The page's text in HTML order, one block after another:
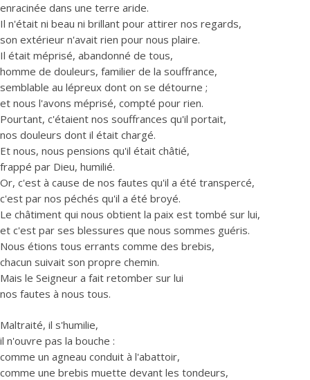
enracinée dans une terre aride.
Il n'était ni beau ni brillant pour attirer nos regards,
son extérieur n'avait rien pour nous plaire.
Il était méprisé, abandonné de tous,
homme de douleurs, familier de la souffrance,
semblable au lépreux dont on se détourne ;
et nous l'avons méprisé, compté pour rien.
Pourtant, c'étaient nos souffrances qu'il portait,
nos douleurs dont il était chargé.
Et nous, nous pensions qu'il était châtié,
frappé par Dieu, humilié.
Or, c'est à cause de nos fautes qu'il a été transpercé,
c'est par nos péchés qu'il a été broyé.
Le châtiment qui nous obtient la paix est tombé sur lui,
et c'est par ses blessures que nous sommes guéris.
Nous étions tous errants comme des brebis,
chacun suivait son propre chemin.
Mais le Seigneur a fait retomber sur lui
nos fautes à nous tous.
Maltraité, il s'humilie,
il n'ouvre pas la bouche :
comme un agneau conduit à l'abattoir,
comme une brebis muette devant les tondeurs,